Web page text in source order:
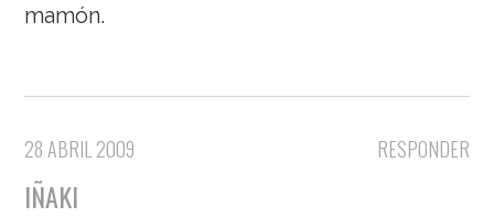
mamón.
RESPONDER
28 ABRIL 2009
IÑAKI